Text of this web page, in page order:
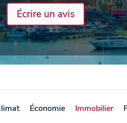
Écrire un avis
Économie Immobilier